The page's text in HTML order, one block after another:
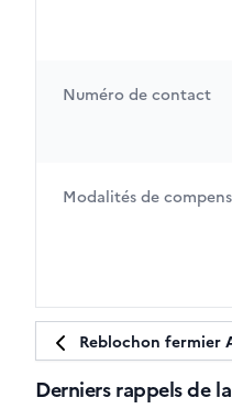
Numéro de contact
Modalités de
Reblochon fermier
Derniers rappels de